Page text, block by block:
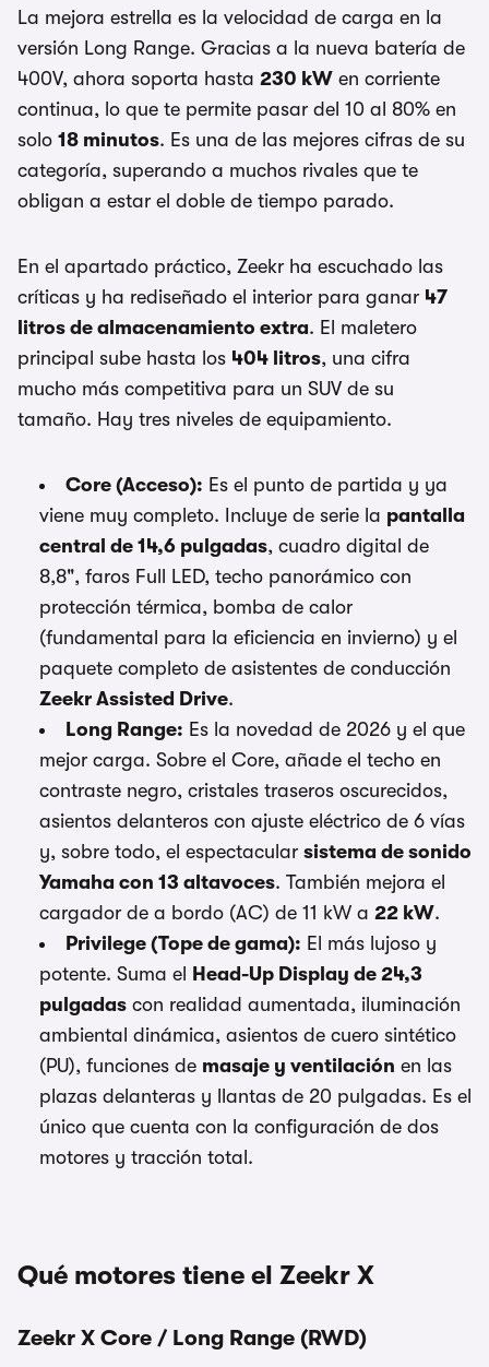
La mejora estrella es la velocidad de carga en la
versión Long Range. Gracias a la nueva batería de
400V, ahora soporta hasta 230 kW en corriente
continua, lo que te permite pasar del 10 al 80% en
solo 18 minutos. Es una de las mejores cifras de su
categoría, superando a muchos rivales que te
obligan a estar el doble de tiempo parado.
En el apartado práctico, Zeekr ha escuchado las
críticas y ha rediseñado el interior para ganar 47
litros de almacenamiento extra. El maletero
principal sube hasta los 404 litros, una cifra
mucho más competitiva para un SUV de su
tamaño. Hay tres niveles de equipamiento.
Core (Acceso): Es el punto de partida y ya
viene muy completo. Incluye de serie la pantalla
central de 14,6 pulgadas, cuadro digital de
8,8", faros Full LED, techo panorámico con
protección térmica, bomba de calor
(fundamental para la eficiencia en invierno) y el
paquete completo de asistentes de conducción
Zeekr Assisted Drive.
Long Range: Es la novedad de 2026 y el que
mejor carga. Sobre el Core, añade el techo en
contraste negro, cristales traseros oscurecidos,
asientos delanteros con ajuste eléctrico de 6 vías
y, sobre todo, el espectacular sistema de sonido
Yamaha con 13 altavoces. También mejora el
cargador de a bordo (AC) de 11 kW a 22 kW.
Privilege (Tope de gama): El más lujoso y
potente. Suma el
Head-Up Display de 24,3
pulgadas con realidad aumentada, iluminación
ambiental dinámica, asientos de cuero sintético
(PU), funciones de masaje y ventilación en las
plazas delanteras y llantas de 20 pulgadas. Es el
único que cuenta con la configuración de dos
motores y tracción total.
Qué motores tiene el Zeekr X
Zeekr X Core / Long Range (RWD)